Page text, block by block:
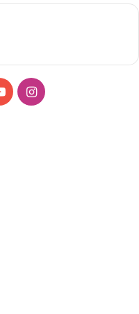
YouTubeInstagram